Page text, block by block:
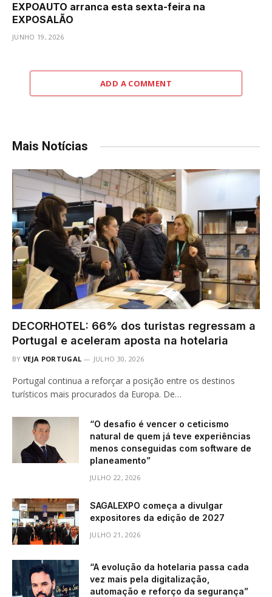
EXPOAUTO arranca esta sexta-feira na
EXPOSALÃO
JUNHO 19, 2026
ADD A COMMENT
Mais Notícias
DECORHOTEL: 66% dos turistas regressam a
Portugal e aceleram aposta na hotelaria
BY VEJA PORTUGAL JULHO 30, 2026
Portugal continua a reforçar a posição entre os destinos
turísticos mais procurados da Europa. De…
“O desafio é vencer o ceticismo
natural de quem já teve experiências
menos conseguidas com software de
planeamento”
JULHO 22, 2026
SAGALEXPO começa a divulgar
expositores da edição de 2027
JULHO 21, 2026
“A evolução da hotelaria passa cada
vez mais pela digitalização,
automação e reforço da segurança”